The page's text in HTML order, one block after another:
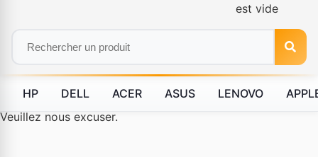
est vide
HP DELL ACER ASUS LENOVO
Le produit #BLD--134015 n'est plus disponible à la vente.
Veuillez nous excuser.